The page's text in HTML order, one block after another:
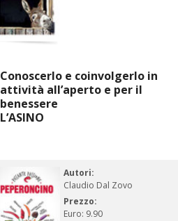
Conoscerlo e coinvolgerlo in
attività all’aperto e per il
benessere
L’ASINO
Autori:
Claudio Dal Zovo
Prezzo:
Euro: 9.90